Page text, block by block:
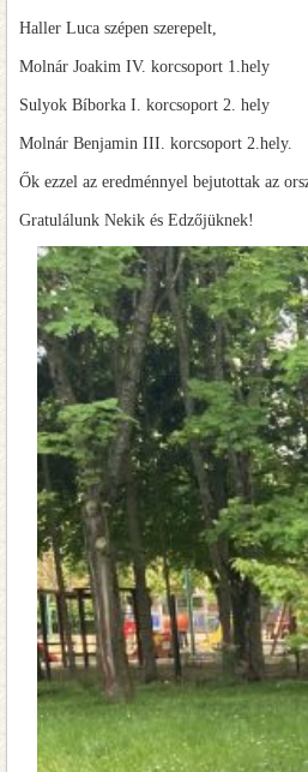
Haller Luca szépen szerepelt,
Molnár Joakim IV. korcsoport 1.hely
Sulyok Bíborka I. korcsoport 2. hely
Molnár Benjamin III. korcsoport 2.hely.
Ők ezzel az eredménnyel bejutottak az
Gratulálunk Nekik és Edzőjüknek!